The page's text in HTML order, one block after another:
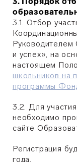
3.1. Отбор
Руководителем
и успех», на
настоящем
школьников на
программы
3.2. Для
необходимо
сайте
Регистрация
года.